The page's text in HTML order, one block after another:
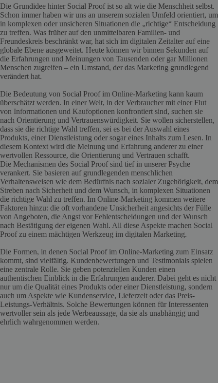
Die Grundidee hinter Social Proof ist so alt wie die Menschheit selbst.
Schon immer haben wir uns an unserem sozialen Umfeld orientiert, um
in komplexen oder unsicheren Situationen die „richtige“ Entscheidung
zu treffen. Was früher auf den unmittelbaren Familien- und
Freundeskreis beschränkt war, hat sich im digitalen Zeitalter auf eine
globale Ebene ausgeweitet. Heute können wir binnen Sekunden auf
die Erfahrungen und Meinungen von Tausenden oder gar Millionen
Menschen zugreifen – ein Umstand, der das Marketing grundlegend
verändert hat.
Die Bedeutung von Social Proof im Online-Marketing kann kaum
überschätzt werden. In einer Welt, in der Verbraucher mit einer Flut
von Informationen und Kaufoptionen konfrontiert sind, suchen sie
nach Orientierung und Vertrauenswürdigkeit. Sie wollen sicherstellen,
dass sie die richtige Wahl treffen, sei es bei der Auswahl eines
Produkts, einer Dienstleistung oder sogar eines Inhalts zum Lesen. In
diesem Kontext wird die Meinung und Erfahrung anderer zu einer
wertvollen Ressource, die Orientierung und Vertrauen schafft.
Die Mechanismen des Social Proof sind tief in unserer Psyche
verankert. Sie basieren auf grundlegenden menschlichen
Verhaltensweisen wie dem Bedürfnis nach sozialer Zugehörigkeit, dem
Streben nach Sicherheit und dem Wunsch, in komplexen Situationen
die richtige Wahl zu treffen. Im Online-Marketing kommen weitere
Faktoren hinzu: die oft vorhandene Unsicherheit angesichts der Fülle
von Angeboten, die Angst vor Fehlentscheidungen und der Wunsch
nach Bestätigung der eigenen Wahl. All diese Aspekte machen Social
Proof zu einem mächtigen Werkzeug im digitalen Marketing.
Die Formen, in denen Social Proof im Online-Marketing zum Einsatz
kommt, sind vielfältig. Kundenbewertungen und Testimonials spielen
eine zentrale Rolle. Sie geben potenziellen Kunden einen
authentischen Einblick in die Erfahrungen anderer. Dabei geht es nicht
nur um die Qualität eines Produkts oder einer Dienstleistung, sondern
auch um Aspekte wie Kundenservice, Lieferzeit oder das Preis-
Leistungs-Verhältnis. Solche Bewertungen können für Interessenten
wertvoller sein als jede Werbeaussage, da sie als unabhängig und
ehrlich wahrgenommen werden.